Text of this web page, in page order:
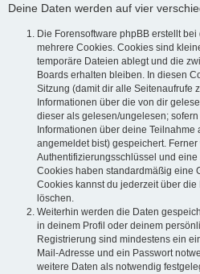
Deine Daten werden auf vier
Die Forensoftware phpBB erstellt
mehrere Cookies. Cookies sind
temporäre Dateien ablegt und die
Boards erhalten bleiben. In diesen
Sitzung (damit dir alle Seitenaufrufe
Informationen über die von dir
dieser als gelesen/ungelesen;
Informationen über deine
angemeldet bist) gespeichert.
Authentifizierungsschlüssel und
Cookies haben standardmäßig eine
Cookies kannst du jederzeit über die
löschen.
Weiterhin werden die Daten
in deinem Profil oder deinem
Registrierung sind mindestens ein
Mail-Adresse und ein Passwort
weitere Daten als notwendig